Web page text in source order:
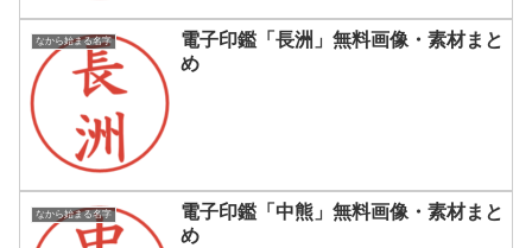
なから始まる名字
電子印鑑「長洲」無料画像・素材まと
め
なから始まる名字
電子印鑑「中熊」無料画像・素材まと
め